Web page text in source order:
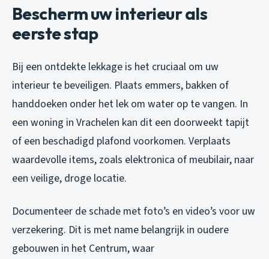
Bescherm uw interieur als
eerste stap
Bij een ontdekte lekkage is het cruciaal om uw
interieur te beveiligen. Plaats emmers, bakken of
handdoeken onder het lek om water op te vangen. In
een woning in Vrachelen kan dit een doorweekt tapijt
of een beschadigd plafond voorkomen. Verplaats
waardevolle items, zoals elektronica of meubilair, naar
een veilige, droge locatie.
Documenteer de schade met foto’s en video’s voor uw
verzekering. Dit is met name belangrijk in oudere
gebouwen in het Centrum, waar